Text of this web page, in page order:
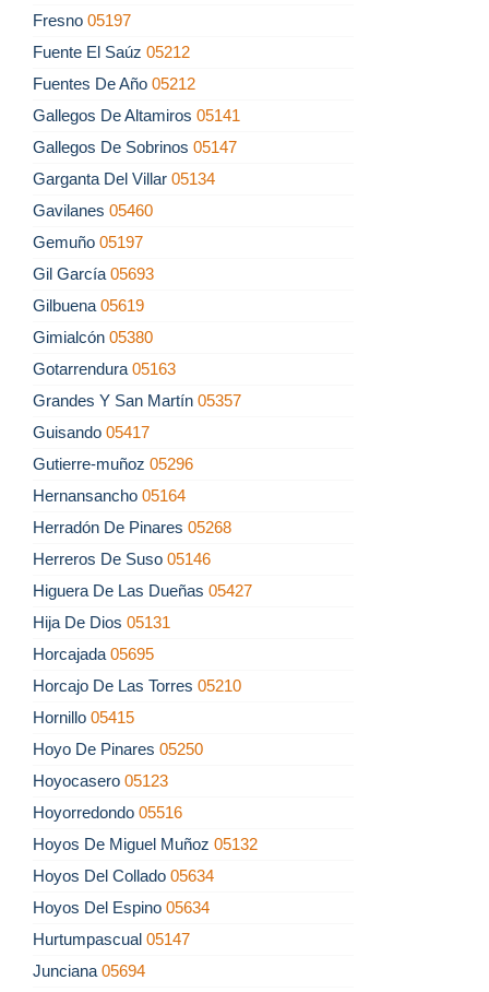
Fresno 05197
Fuente El Saúz 05212
Fuentes De Año 05212
Gallegos De Altamiros 05141
Gallegos De Sobrinos 05147
Garganta Del Villar 05134
Gavilanes 05460
Gemuño 05197
Gil García 05693
Gilbuena 05619
Gimialcón 05380
Gotarrendura 05163
Grandes Y San Martín 05357
Guisando 05417
Gutierre-muñoz 05296
Hernansancho 05164
Herradón De Pinares 05268
Herreros De Suso 05146
Higuera De Las Dueñas 05427
Hija De Dios 05131
Horcajada 05695
Horcajo De Las Torres 05210
Hornillo 05415
Hoyo De Pinares 05250
Hoyocasero 05123
Hoyorredondo 05516
Hoyos De Miguel Muñoz 05132
Hoyos Del Collado 05634
Hoyos Del Espino 05634
Hurtumpascual 05147
Junciana 05694